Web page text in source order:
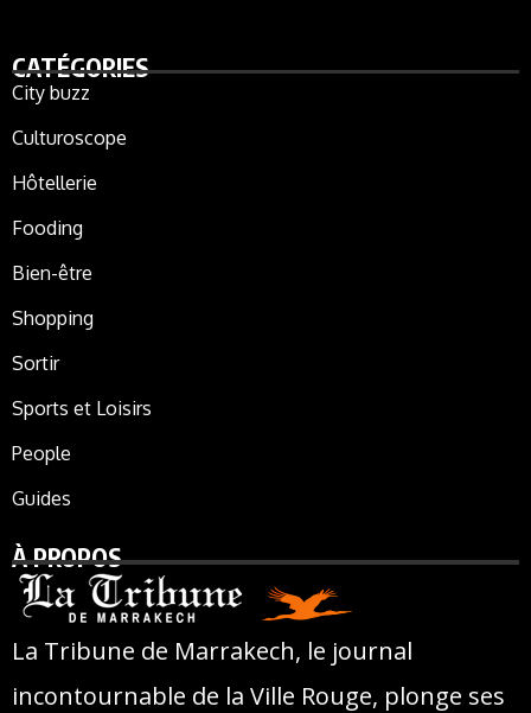
CATÉGORIES
City buzz
Culturoscope
Hôtellerie
Fooding
Bien-être
Shopping
Sortir
Sports et Loisirs
People
Guides
À PROPOS
La Tribune de Marrakech, le journal
incontournable de la Ville Rouge, plonge ses